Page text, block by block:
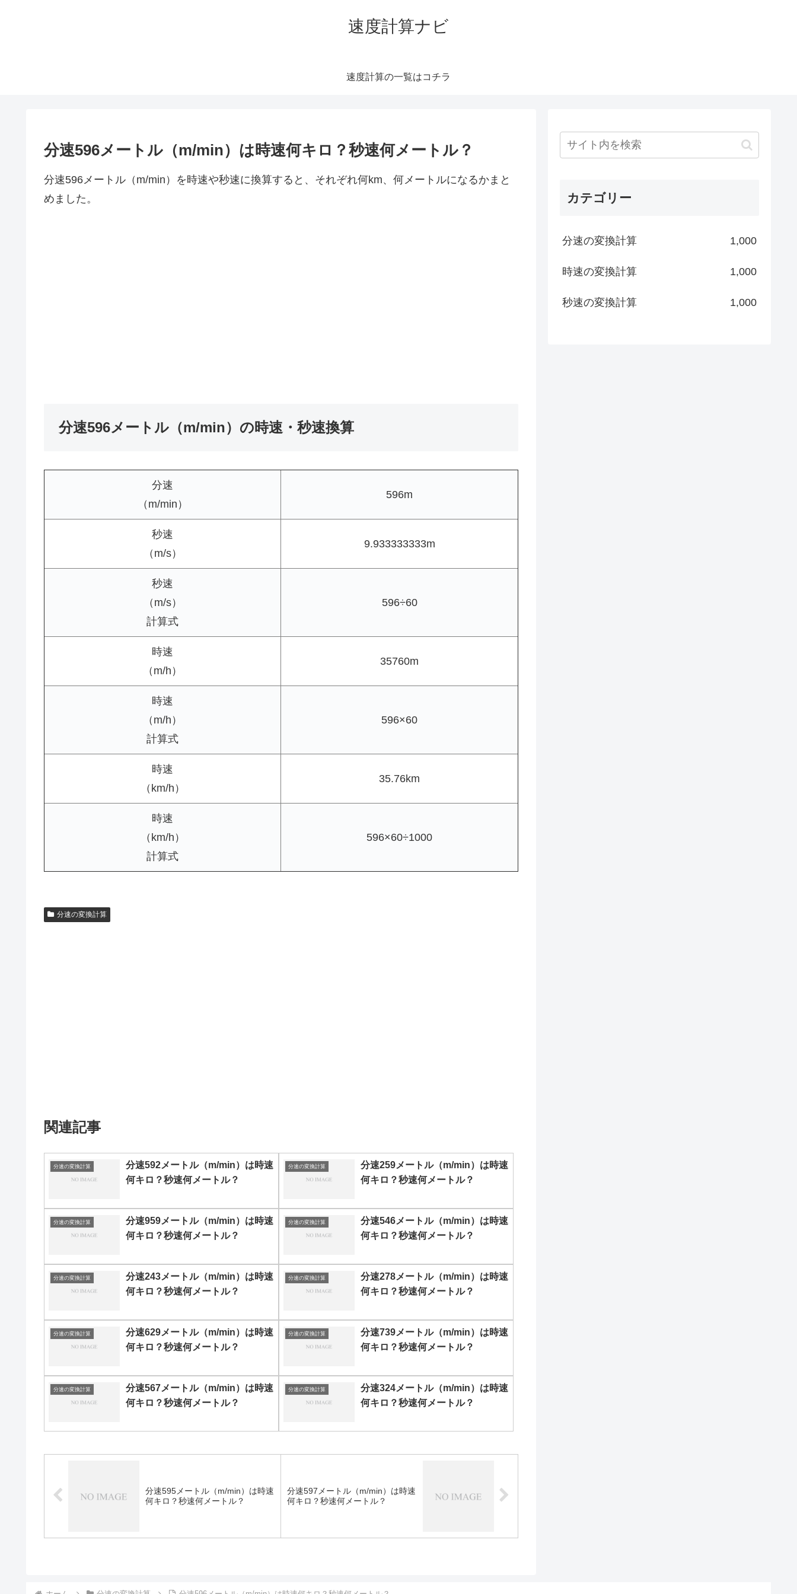
速度計算ナビ
速度計算の一覧はコチラ
分速596メートル（m/min）は時速何キロ？秒速何メートル？
分速596メートル（m/min）を時速や秒速に換算すると、それぞれ何km、何メートルになるかまと
めました。
分速596メートル（m/min）の時速・秒速換算
分速
（m/min）
596m
秒速
（m/s）
9.933333333m
秒速
（m/s）
計算式
596÷60
時速
（m/h）
35760m
時速
（m/h）
計算式
596×60
時速
（km/h）
35.76km
時速
（km/h）
計算式
596×60÷1000
分速の変換計算
関連記事
分速の変換計算
分速592メートル（m/min）は時速
何キロ？秒速何メートル？
分速の変換計算
分速259メートル（m/min）は時速
何キロ？秒速何メートル？
分速の変換計算
分速959メートル（m/min）は時速
何キロ？秒速何メートル？
分速の変換計算
分速546メートル（m/min）は時速
何キロ？秒速何メートル？
分速の変換計算
分速243メートル（m/min）は時速
何キロ？秒速何メートル？
分速の変換計算
分速278メートル（m/min）は時速
何キロ？秒速何メートル？
分速の変換計算
分速629メートル（m/min）は時速
何キロ？秒速何メートル？
分速の変換計算
分速739メートル（m/min）は時速
何キロ？秒速何メートル？
分速の変換計算
分速567メートル（m/min）は時速
何キロ？秒速何メートル？
分速の変換計算
分速324メートル（m/min）は時速
何キロ？秒速何メートル？
分速595メートル（m/min）は時速
何キロ？秒速何メートル？
分速597メートル（m/min）は時速
何キロ？秒速何メートル？
カテゴリー
分速の変換計算 1,000
時速の変換計算 1,000
秒速の変換計算 1,000